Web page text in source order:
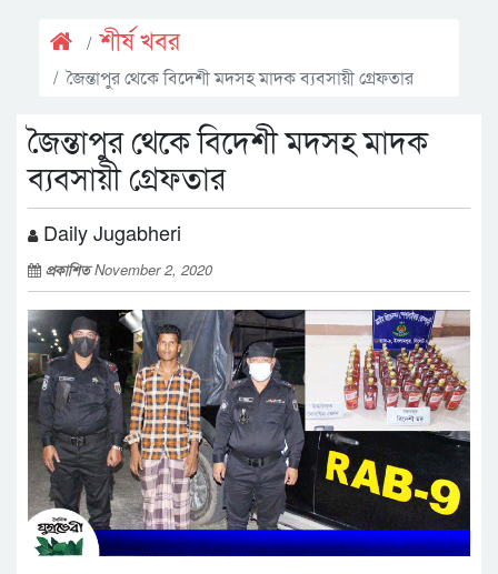
শীর্ষ খবর
জৈন্তাপুর থেকে বিদেশী মদসহ মাদক ব্যবসায়ী গ্রেফতার
জৈন্তাপুর থেকে বিদেশী মদসহ মাদক
ব্যবসায়ী গ্রেফতার
Daily Jugabheri
প্রকাশিতNovember 2, 2020